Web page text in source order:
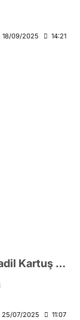
18/09/2025 14:21
Epson T9081 Serisi Orjinal ve Muadil Kartuş Rehberi
25/07/2025 11:07